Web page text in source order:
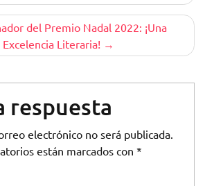
del Premio Nadal 2022: ¡Una
Literaria!
respuesta
electrónico no será publicada.
están marcados con *